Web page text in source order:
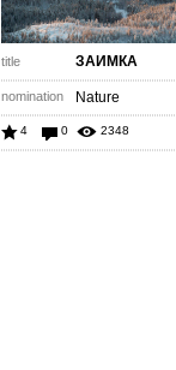
title ЗАИМКА
nomination Nature
4 0 2348